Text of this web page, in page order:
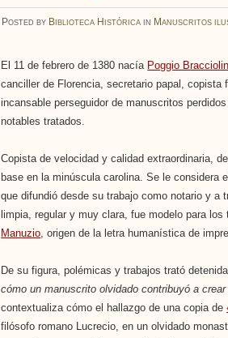
Posted by Biblioteca Históricain Manuscritos
El 11 de febrero de 1380 nacía Poggio
canciller de Florencia, secretario papal,
incansable perseguidor de manuscritos
notables tratados.
Copista de velocidad y calidad extraordinaria,
base en la minúscula carolina. Se le considera​
que difundió desde su trabajo como notario y a
limpia, regular y muy clara, fue modelo para
Manuzio, origen de la letra humanística de
De su figura, polémicas y trabajos trató
cómo un manuscrito olvidado contribuyó a
contextualiza cómo el hallazgo de una copia de
filósofo romano Lucrecio, en un olvidado